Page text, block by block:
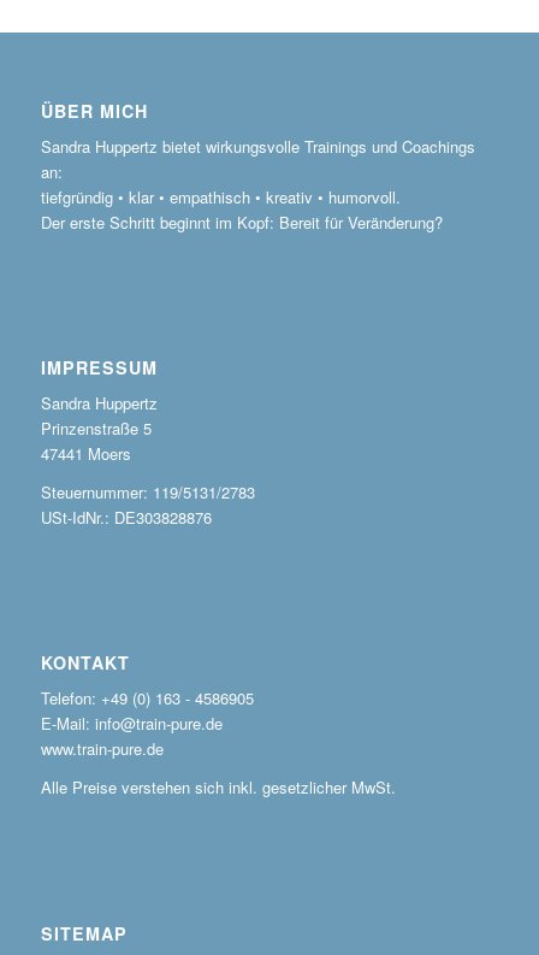
ÜBER MICH
Sandra Huppertz bietet wirkungsvolle Trainings und Coachings
an:
tiefgründig • klar • empathisch • kreativ • humorvoll.
Der erste Schritt beginnt im Kopf: Bereit für Veränderung?
IMPRESSUM
Sandra Huppertz
Prinzenstraße 5
47441 Moers
Steuernummer: 119/5131/2783
USt-IdNr.: DE303828876
KONTAKT
Telefon: +49 (0) 163 - 4586905
E-Mail: info@train-pure.de
www.train-pure.de
Alle Preise verstehen sich inkl. gesetzlicher MwSt.
SITEMAP